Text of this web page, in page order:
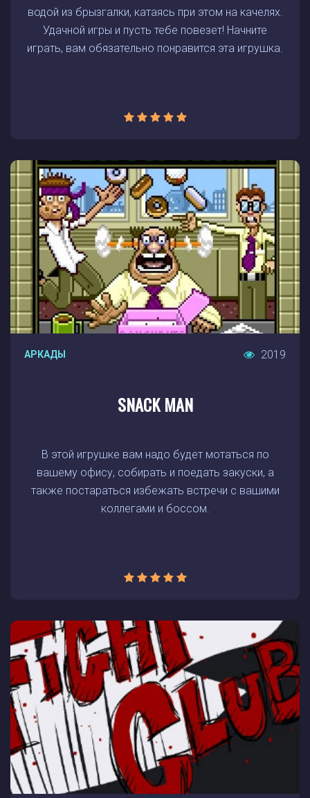
водой из брызгалки, катаясь при этом на качелях.
Удачной игры и пусть тебе повезет! Начните
играть, вам обязательно понравится эта игрушка.
АРКАДЫ 2019
SNACK MAN
В этой игрушке вам надо будет мотаться по
вашему офису, собирать и поедать закуски, а
также постараться избежать встречи с вашими
коллегами и боссом.